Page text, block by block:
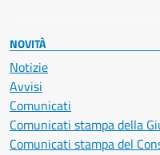
NOVITÀ
Notizie
Avvisi
Comunicati
Comunicati stampa della
Comunicati stampa del